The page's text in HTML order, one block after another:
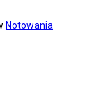
Notowania